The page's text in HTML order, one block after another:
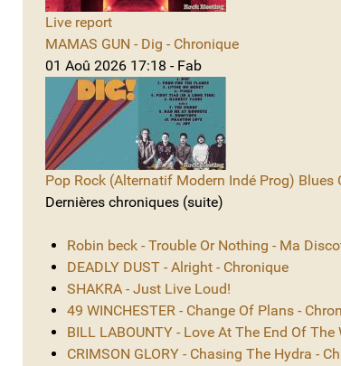
Live report
MAMAS GUN - Dig - Chronique
01 Aoû 2026 17:18 - Fab
Pop Rock (Alternatif Modern Indé Prog) Blues
Dernières chroniques (suite)
Robin beck - Trouble Or Nothing - Ma
DEADLY DUST - Alright - Chronique
SHAKRA - Just Live Loud!
49 WINCHESTER - Change Of Plans -
BILL LABOUNTY - Love At The End Of The
CRIMSON GLORY - Chasing The Hydra -